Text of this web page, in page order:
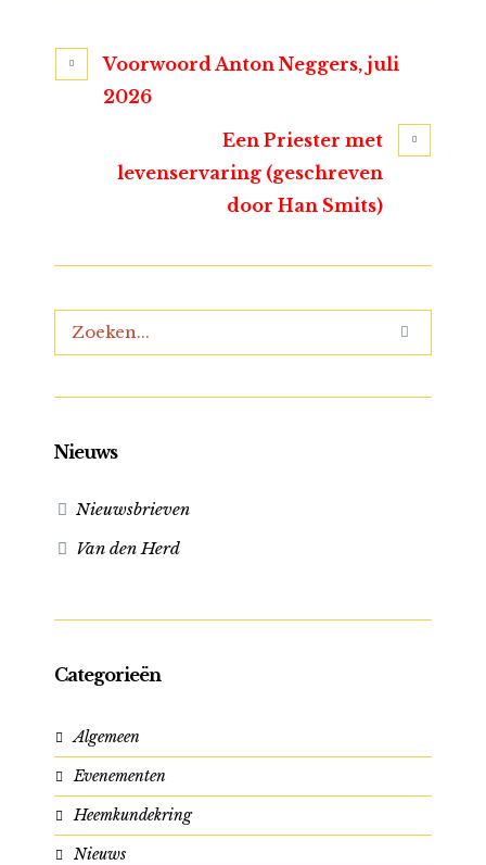
Voorwoord Anton Neggers, juli
2026
Een Priester met
levenservaring (geschreven
door Han Smits)
Nieuws
Nieuwsbrieven
Van den Herd
Categorieën
Algemeen
Evenementen
Heemkundekring
Nieuws